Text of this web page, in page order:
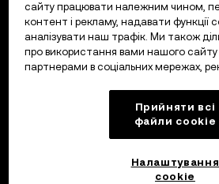
сайту працювати належним чином,
контент і рекламу, надавати функції
аналізувати наш трафік. Ми також
про використання вами нашого
партнерами в соціальних мережах,
Прийняти всі
файли сookie
Налаштування
cookie